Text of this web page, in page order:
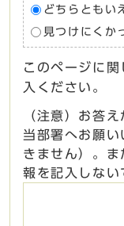
どちらともい
見つけにくか
このページに
入ください。
（注意）お答
当部署へお願
きません）。
報を記入しない